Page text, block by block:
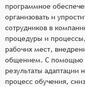
программное
организовать и
сотрудников в
процедуры и
рабочих мест,
общением. С помощью
результаты адаптации
процесс обучения,